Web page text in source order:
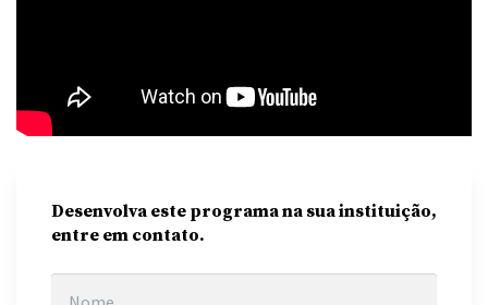
Desenvolva este programa na sua instituição,
entre em contato.